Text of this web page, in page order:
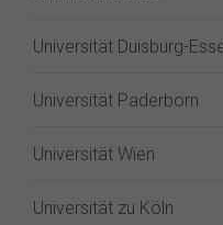
Universität Duisburg-
Universität Paderborn
Universität Wien
Universität zu Köln